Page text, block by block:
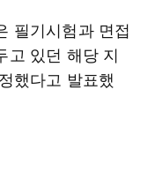
필기시험과 면접
고 있던 해당 지
했다고 발표했